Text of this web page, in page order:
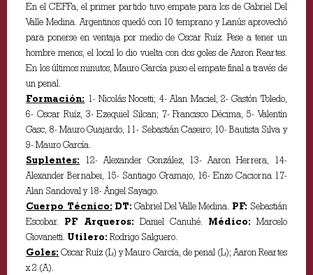
En el CEFFa, el primer partido tuvo empate para los de Gabriel Del
Valle Medina. Argentinos quedó con 10 temprano y Lanús aprovechó
para ponerse en ventaja por medio de Oscar Ruíz. Pese a tener un
hombre menos, el local lo dio vuelta con dos goles de Aaron Reartes.
En los últimos minutos, Mauro García puso el empate final a través de
un penal.
Formación: 1- Nicolás Nocetti; 4- Alan Maciel, 2- Gastón Toledo,
6- Oscar Ruíz, 3- Ezequiel Silcan; 7- Francisco Décima, 5- Valentín
Gasc, 8- Mauro Guajardo, 11- Sebastián Caseiro; 10- Bautista Silva y
9- Mauro García.
Suplentes: 12- Alexander González, 13- Aaron Herrera, 14-
Alexander Bernabei, 15- Santiago Gramajo, 16- Enzo Caciorna 17-
Alan Sandoval y 18- Ángel Sayago.
Cuerpo Técnico: DT: Gabriel Del Valle Medina. PF: Sebastián
Escobar. PF Arqueros: Daniel Canuhé. Médico: Marcelo
Giovanetti. Utilero: Rodrigo Salguero.
Goles: Oscar Ruíz (L) y Mauro García, de penal (L); Aaron Reartes
x 2 (A).